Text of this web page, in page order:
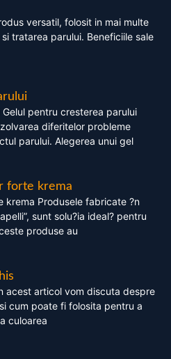
versatil, folosit in mai multe
tratarea parului. Beneficiile sale
pentru cresterea parului
diferitelor probleme
parului. Alegerea unui gel
forte krema
krema Produsele fabricate ?n
sunt solu?ia ideal? pentru
produse au
acest articol vom discuta despre
cum poate fi folosita pentru a
culoarea